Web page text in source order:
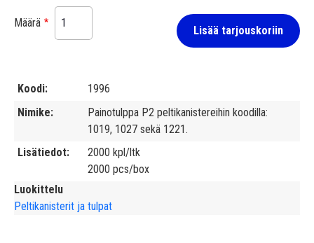
Määrä
Lisää tarjouskoriin
Koodi
1996
Nimike
Painotulppa P2 peltikanistereihin koodilla:
1019, 1027 sekä 1221.
Lisätiedot
2000 kpl/ltk
2000 pcs/box
Luokittelu
Peltikanisterit ja tulpat